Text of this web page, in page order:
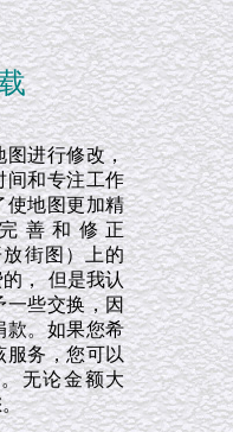
图进行修改，
间和专注工作
使地图更加精
善和修正
街图）上的
， 但是我认
一些交换，因
款。如果您希
服务，您可以
无论金额大